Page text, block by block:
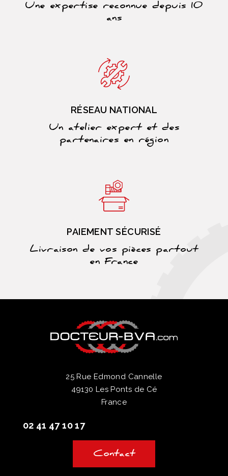
Une expertise reconnue depuis 10
ans
RÉSEAU NATIONAL
Un atelier expert et des
partenaires en région
PAIEMENT SÉCURISÉ
Livraison de vos pièces partout
en France
25 Rue Edmond Cannelle
49130 Les Ponts de Cé
France
02 41 47 10 17
Contact